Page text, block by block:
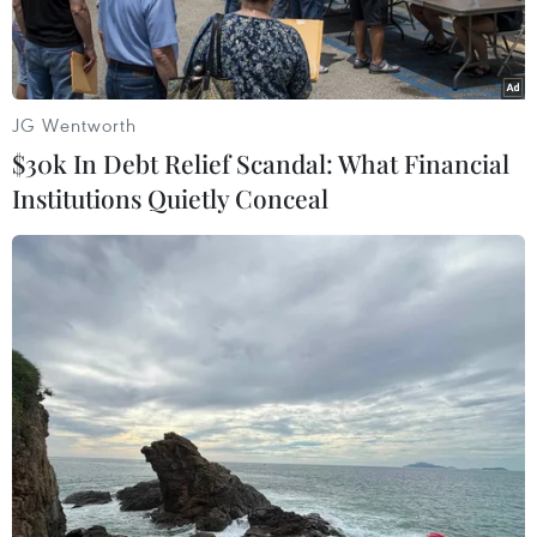
Người tị nạn Syria tìm cách vượt biên trái phép qua khu vực
biên giới Hy Lạp-Macedonia. (Nguồn: AFP/TTXVN)
Cuộc khủng hoảng người di cư bùng phát 2 năm
trước tới thời điểm này vẫn được coi là một
JG Wentworth
$30k In Debt Relief Scandal: What Financial
Institutions Quietly Conceal